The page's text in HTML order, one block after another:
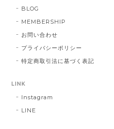
BLOG
MEMBERSHIP
お問い合わせ
プライバシーポリシー
特定商取引法に基づく表記
LINK
Instagram
LINE